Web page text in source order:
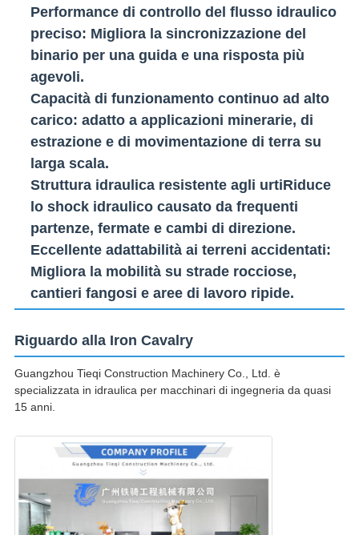
Performance di controllo del flusso idraulico
preciso: Migliora la sincronizzazione del
binario per una guida e una risposta più
agevoli.
Capacità di funzionamento continuo ad alto
carico: adatto a applicazioni minerarie, di
estrazione e di movimentazione di terra su
larga scala.
Struttura idraulica resistente agli urtiRiduce
lo shock idraulico causato da frequenti
partenze, fermate e cambi di direzione.
Eccellente adattabilità ai terreni accidentati:
Migliora la mobilità su strade rocciose,
cantieri fangosi e aree di lavoro ripide.
Riguardo alla Iron Cavalry
Guangzhou Tieqi Construction Machinery Co., Ltd. è
specializzata in idraulica per macchinari di ingegneria da quasi
15 anni.